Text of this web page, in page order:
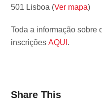
501 Lisboa (Ver mapa)
Toda a informação sobre
inscriçõesAQUI .
Share This